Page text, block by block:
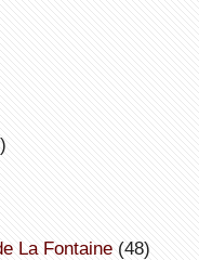
La Fontaine(48)